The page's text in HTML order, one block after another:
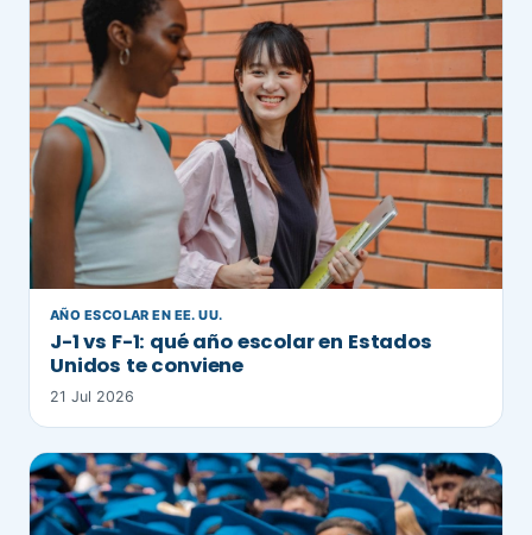
AÑO ESCOLAR EN EE. UU.
J-1 vs F-1: qué año escolar en Estados
Unidos te conviene
21 Jul 2026